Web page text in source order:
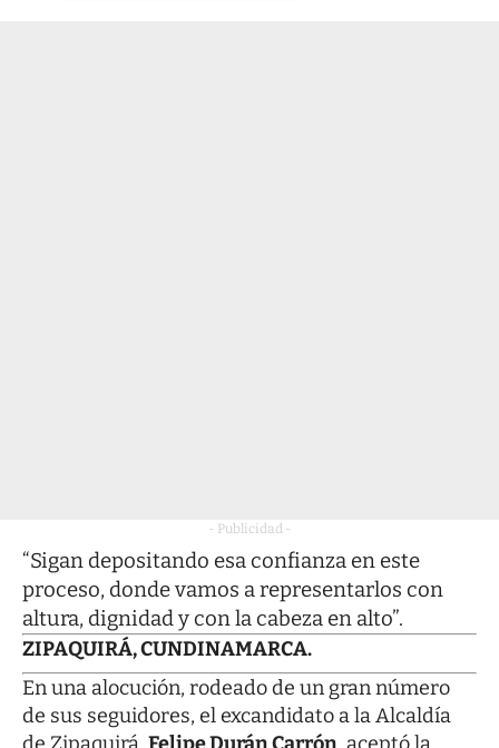
- Publicidad -
“Sigan depositando esa confianza en este
proceso, donde vamos a representarlos con
altura, dignidad y con la cabeza en alto”.
ZIPAQUIRÁ, CUNDINAMARCA.
En una alocución, rodeado de un gran número
de sus seguidores, el excandidato a la Alcaldía